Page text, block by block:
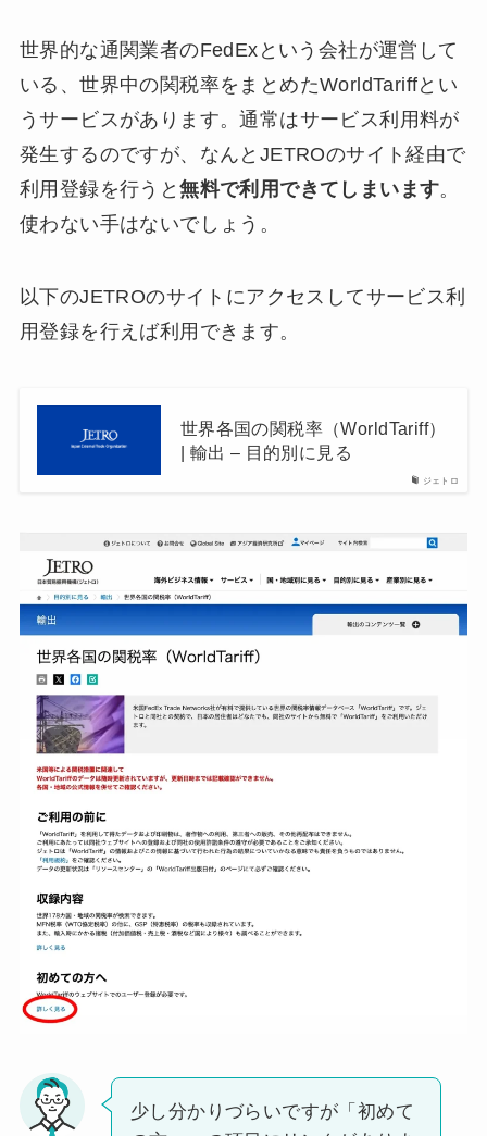
世界的な通関業者のFedExという会社が運営して
いる、世界中の関税率をまとめたWorldTariffとい
うサービスがあります。通常はサービス利用料が
発生するのですが、なんとJETROのサイト経由で
利用登録を行うと無料で利用できてしまいます。
使わない手はないでしょう。
以下のJETROのサイトにアクセスしてサービス利
用登録を行えば利用できます。
ジェトロ
世界各国の関税率（WorldTariff）
| 輸出 – 目的別に見る
少し分かりづらいですが「初めて